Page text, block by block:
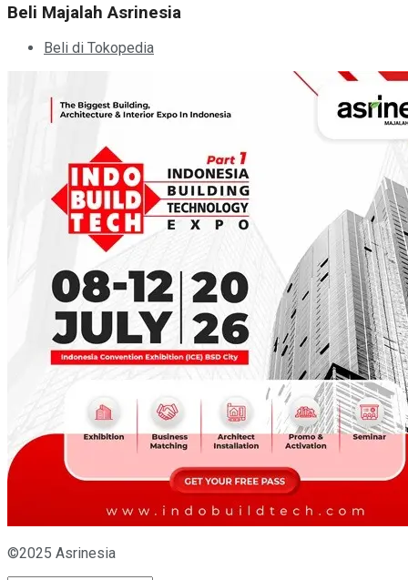
Beli Majalah Asrinesia
Beli di Tokopedia
©2025 Asrinesia